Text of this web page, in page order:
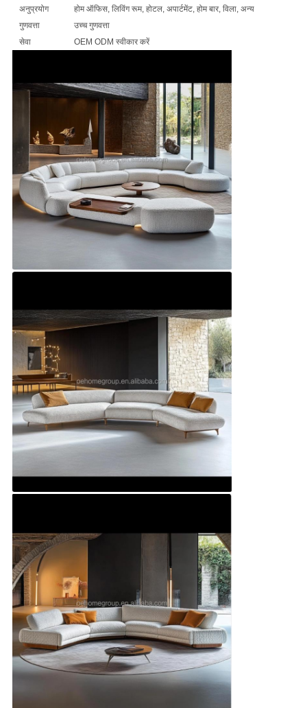
गोपनीयता
नीति
अनुप्रयोग
होम ऑफिस, लिविंग रूम, होटल, अपार्टमेंट, होम बार, विला, अन्य
गुणवत्ता
उच्च गुणवत्ता
सेवा
OEM ODM स्वीकार करें